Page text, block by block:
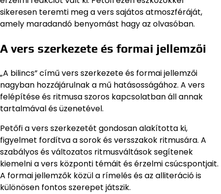
sikeresen teremti meg a vers sajátos atmoszféráját,
amely maradandó benyomást hagy az olvasóban.
A vers szerkezete és formai jellemzői
„A bilincs” című vers szerkezete és formai jellemzői
nagyban hozzájárulnak a mű hatásosságához. A vers
felépítése és ritmusa szoros kapcsolatban áll annak
tartalmával és üzenetével.
Petőfi a vers szerkezetét gondosan alakította ki,
figyelmet fordítva a sorok és versszakok ritmusára. A
szabályos és változatos ritmusváltások segítenek
kiemelni a vers központi témáit és érzelmi csúcspontjait.
A formai jellemzők közül a rímelés és az alliteráció is
különösen fontos szerepet játszik.